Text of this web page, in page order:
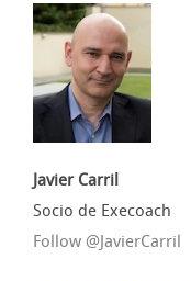
Javier Carril
Socio de Execoach
Follow @JavierCarril